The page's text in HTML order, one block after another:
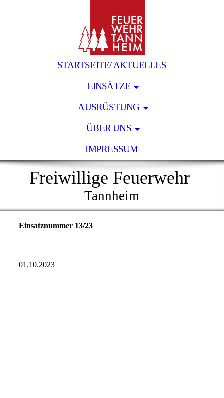
STARTSEITE/ AKTUELLES
EINSÄTZE
AUSRÜSTUNG
ÜBER UNS
IMPRESSUM
Freiwillige Feuerwehr
Tannheim
Einsatznummer 13/23
01.10.2023